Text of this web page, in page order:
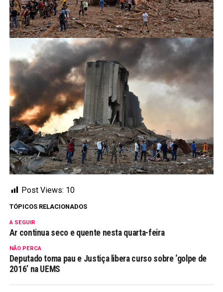
Post Views: 10
TÓPICOS RELACIONADOS
A SEGUIR
Ar continua seco e quente nesta quarta-feira
NÃO PERCA
Deputado toma pau e Justiça libera curso sobre ‘golpe de
2016’ na UEMS